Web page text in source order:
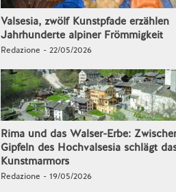
Valsesia, zwölf Kunstpfade erzählen
Jahrhunderte alpiner Frömmigkeit
Redazione - 22/05/2026
Rima und das Walser-Erbe:
Gipfeln des Hochvalsesia schlägt
Kunstmarmors
Redazione - 19/05/2026